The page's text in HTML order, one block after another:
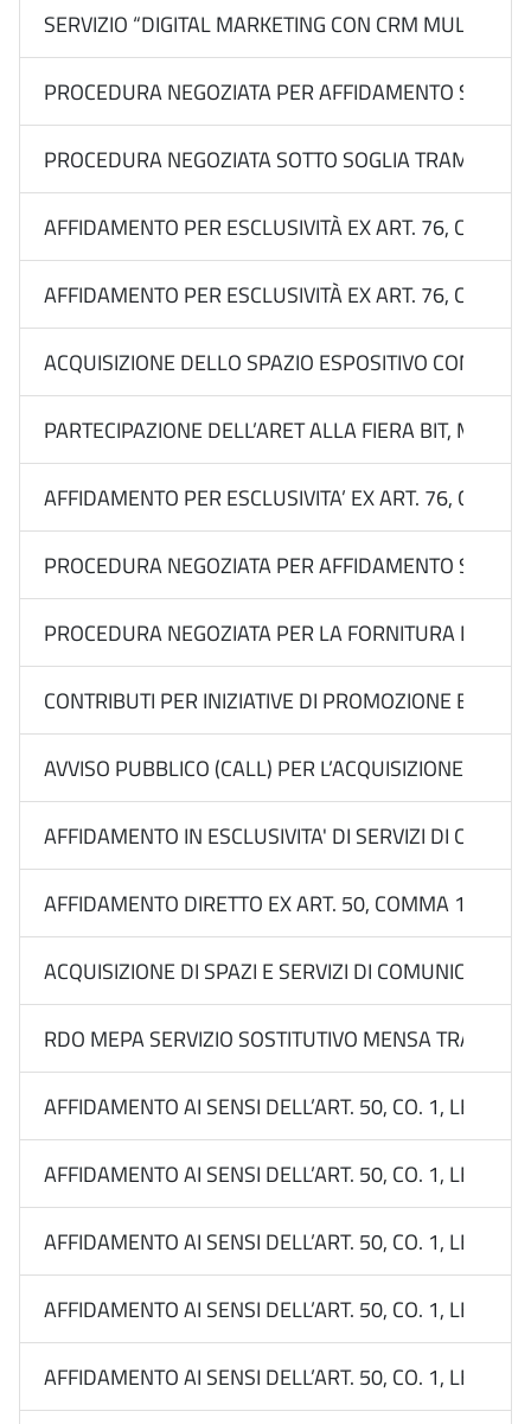
SERVIZIO “DIGITAL MARKETING CON CRM
PROCEDURA NEGOZIATA PER AFFIDAMENTO
PROCEDURA NEGOZIATA SOTTO SOGLIA TRAMITE
AFFIDAMENTO PER ESCLUSIVITÀ EX ART. 76,
AFFIDAMENTO PER ESCLUSIVITÀ EX ART. 76,
ACQUISIZIONE DELLO SPAZIO ESPOSITIVO CON
PARTECIPAZIONE DELL’ARET ALLA FIERA BIT,
AFFIDAMENTO PER ESCLUSIVITA’ EX ART. 76,
PROCEDURA NEGOZIATA PER AFFIDAMENTO
PROCEDURA NEGOZIATA PER LA FORNITURA DEL
CONTRIBUTI PER INIZIATIVE DI PROMOZIONE E
AVVISO PUBBLICO (CALL) PER L’ACQUISIZIONE DI
AFFIDAMENTO IN ESCLUSIVITA' DI SERVIZI DI
AFFIDAMENTO DIRETTO EX ART. 50, COMMA 1,
ACQUISIZIONE DI SPAZI E SERVIZI DI
RDO MEPA SERVIZIO SOSTITUTIVO MENSA TRAMITE
AFFIDAMENTO AI SENSI DELL’ART. 50, CO. 1, LETT.
AFFIDAMENTO AI SENSI DELL’ART. 50, CO. 1, LETT.
AFFIDAMENTO AI SENSI DELL’ART. 50, CO. 1, LETT.
AFFIDAMENTO AI SENSI DELL’ART. 50, CO. 1, LETT.
AFFIDAMENTO AI SENSI DELL’ART. 50, CO. 1, LETT.